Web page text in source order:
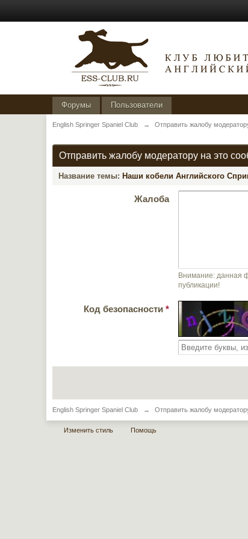
Форумы Пользователи
English Springer Spaniel Club → Отправить жалобу
Отправить жалобу модератору на это
Название темы: Наши кобели Английского
Жалоба
Внимание: данная
публикации!
Код безопасности*
English Springer Spaniel Club → Отправить жалобу
Изменить стиль Помощь